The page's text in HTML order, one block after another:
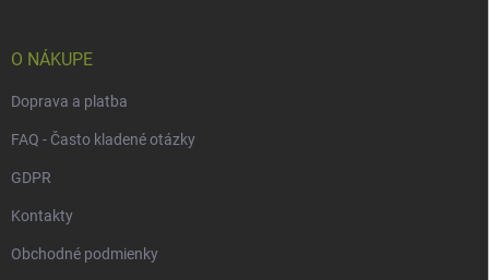
O NÁKUPE
Doprava a platba
FAQ - Často kladené otázky
GDPR
Kontakty
Obchodné podmienky